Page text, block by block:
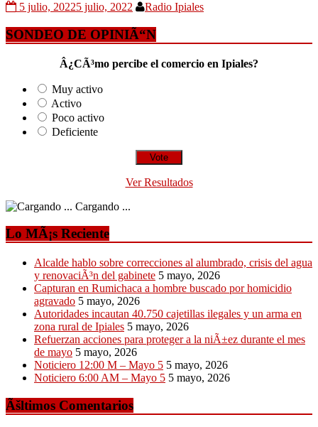
5 julio, 20225 julio, 2022 Radio Ipiales
SONDEO DE OPINIÃ“N
Â¿CÃ³mo percibe el comercio en Ipiales?
Muy activo
Activo
Poco activo
Deficiente
Ver Resultados
Cargando ...
Lo MÃ¡s Reciente
Alcalde hablo sobre correcciones al alumbrado, crisis del agua
y renovaciÃ³n del gabinete 5 mayo, 2026
Capturan en Rumichaca a hombre buscado por homicidio
agravado 5 mayo, 2026
Autoridades incautan 40.750 cajetillas ilegales y un arma en
zona rural de Ipiales 5 mayo, 2026
Refuerzan acciones para proteger a la niÃ±ez durante el mes
de mayo 5 mayo, 2026
Noticiero 12:00 M – Mayo 5 5 mayo, 2026
Noticiero 6:00 AM – Mayo 5 5 mayo, 2026
Ãšltimos Comentarios